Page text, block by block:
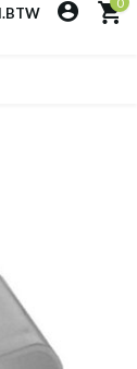
BTW